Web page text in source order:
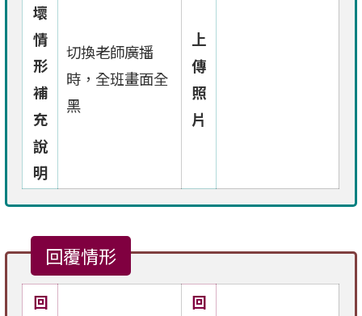
壞
情
形
補
充
說
明
切換老師廣播
時，全班畫面全
黑
上
傳
照
片
回覆情形
回
回